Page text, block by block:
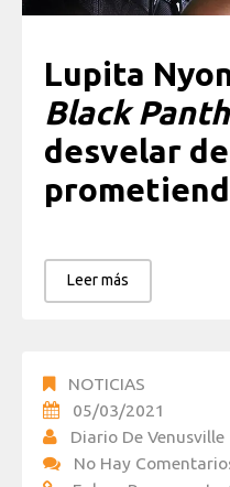
Lupita
Black
desvelar
Leer más
NOTICIAS
05/03/2021
Diario De Venusville
No Hay